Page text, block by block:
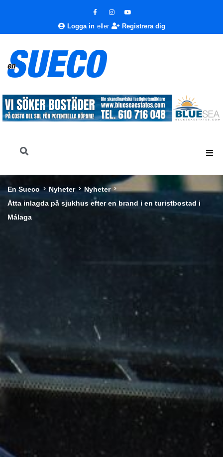
Logga in eller Registrera dig
En Sueco Nyheter
Nyheter
Åtta inlagda på sjukhus efter en brand i en turistbostad i
Málaga